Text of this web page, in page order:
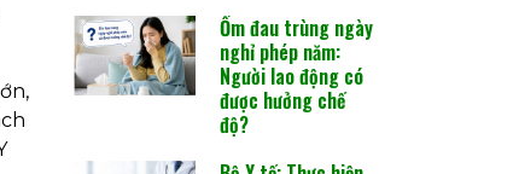
Ốm đau trùng ngày
nghỉ phép năm:
Người lao động có
được hưởng chế
độ?